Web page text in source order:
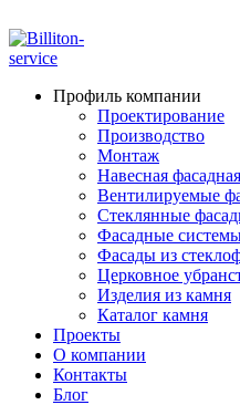
Профиль компании
Проектирование
Производство
Монтаж
Навесная
Вентилируемые
Стеклянные
Фасадные
Фасады из
Церковное
Изделия из камня
Каталог камня
Проекты
О компании
Контакты
Блог